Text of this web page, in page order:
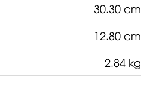
30.30 cm
12.80 cm
2.84 kg